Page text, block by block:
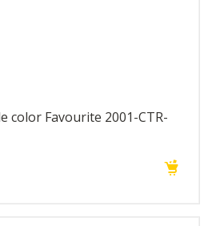
color Favourite 2001-CTR-